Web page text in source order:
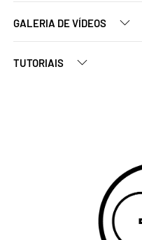
GALERIA DE VÍDEOS
TUTORIAIS